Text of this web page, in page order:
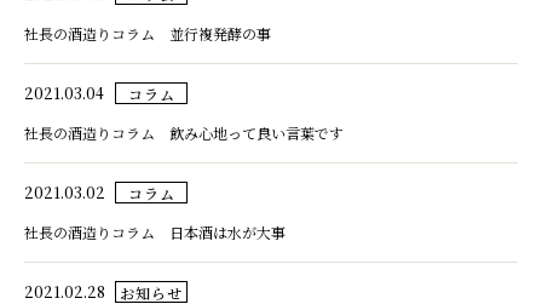
社長の酒造りコラム 並行複発酵の事
2021.03.04
コラム
社長の酒造りコラム 飲み心地って良い言葉です
2021.03.02
コラム
社長の酒造りコラム 日本酒は水が大事
2021.02.28
お知らせ